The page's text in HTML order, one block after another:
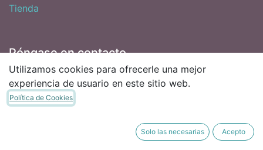
Tienda
Póngase en contacto
info@sitexma.com
+34 658 18 08 02
Utilizamos cookies para ofrecerle una mejor
experiencia de usuario en este sitio web.
Política de Cookies
Solo las necesarias Acepto